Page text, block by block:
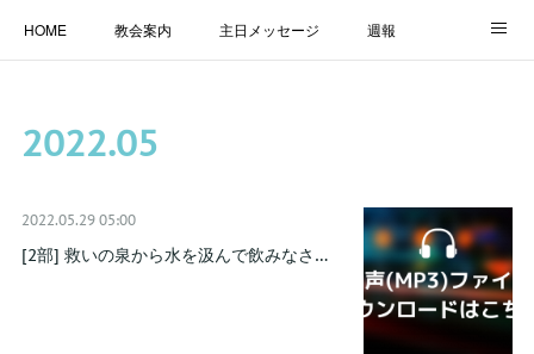
HOME 教会案内 主日メッセージ 週報
LINK
2022.05
2022.05.29 05:00
[2部] 救いの泉から水を汲んで飲みなさ…